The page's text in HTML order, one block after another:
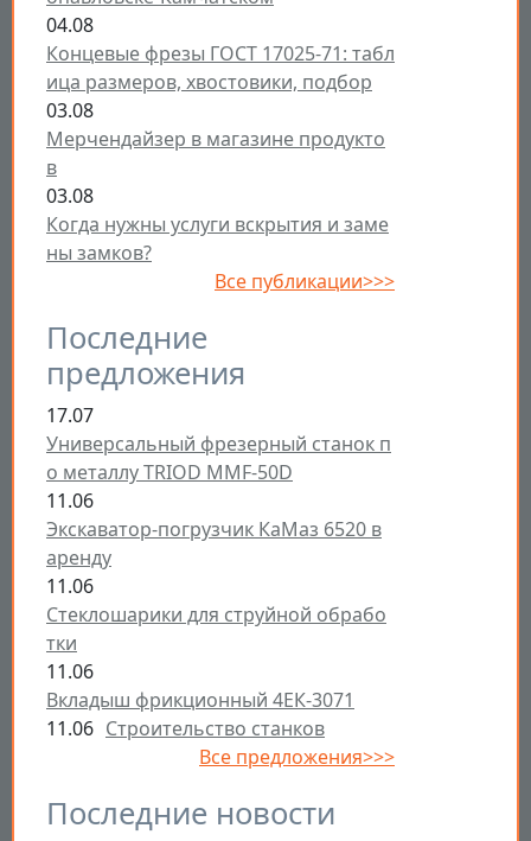
04.08
Концевые фрезы ГОСТ 17025-71: табл
ица размеров, хвостовики, подбор
03.08
Мерчендайзер в магазине продукто
в
03.08
Когда нужны услуги вскрытия и заме
ны замков?
Все публикации>>>
Последние
предложения
17.07
Универсальный фрезерный станок п
о металлу TRIOD MMF-50D
11.06
Экскаватор-погрузчик КаМаз 6520 в
аренду
11.06
Стеклошарики для струйной обрабо
тки
11.06
Вкладыш фрикционный 4ЕК-3071
11.06 Строительство станков
Все предложения>>>
Последние новости